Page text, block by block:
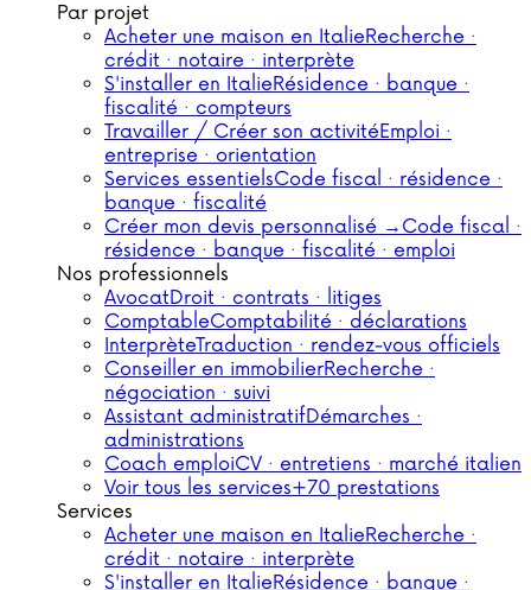
Par projet
Acheter une maison en ItalieRecherche ·
crédit · notaire · interprète
S'installer en ItalieRésidence · banque ·
fiscalité · compteurs
Travailler / Créer son activitéEmploi ·
entreprise · orientation
Services essentielsCode fiscal · résidence ·
banque · fiscalité
Créer mon devis personnalisé → Code fiscal ·
résidence · banque · fiscalité · emploi
Nos professionnels
AvocatDroit · contrats · litiges
ComptableComptabilité · déclarations
InterprèteTraduction · rendez-vous officiels
Conseiller en immobilierRecherche ·
négociation · suivi
Assistant administratifDémarches ·
administrations
Coach emploiCV · entretiens · marché italien
Voir tous les services+70 prestations
Services
Acheter une maison en ItalieRecherche ·
crédit · notaire · interprète
S'installer en ItalieRésidence · banque ·